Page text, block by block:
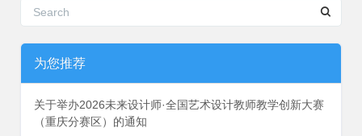
为您推荐
关于举办2026未来设计师·全国艺术设计教师教学创新大赛
（重庆分赛区）的通知